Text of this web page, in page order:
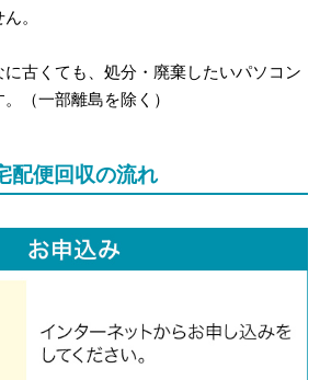
。
古くても、処分・廃棄したいパソコン
（一部離島を除く）
配便回収の流れ